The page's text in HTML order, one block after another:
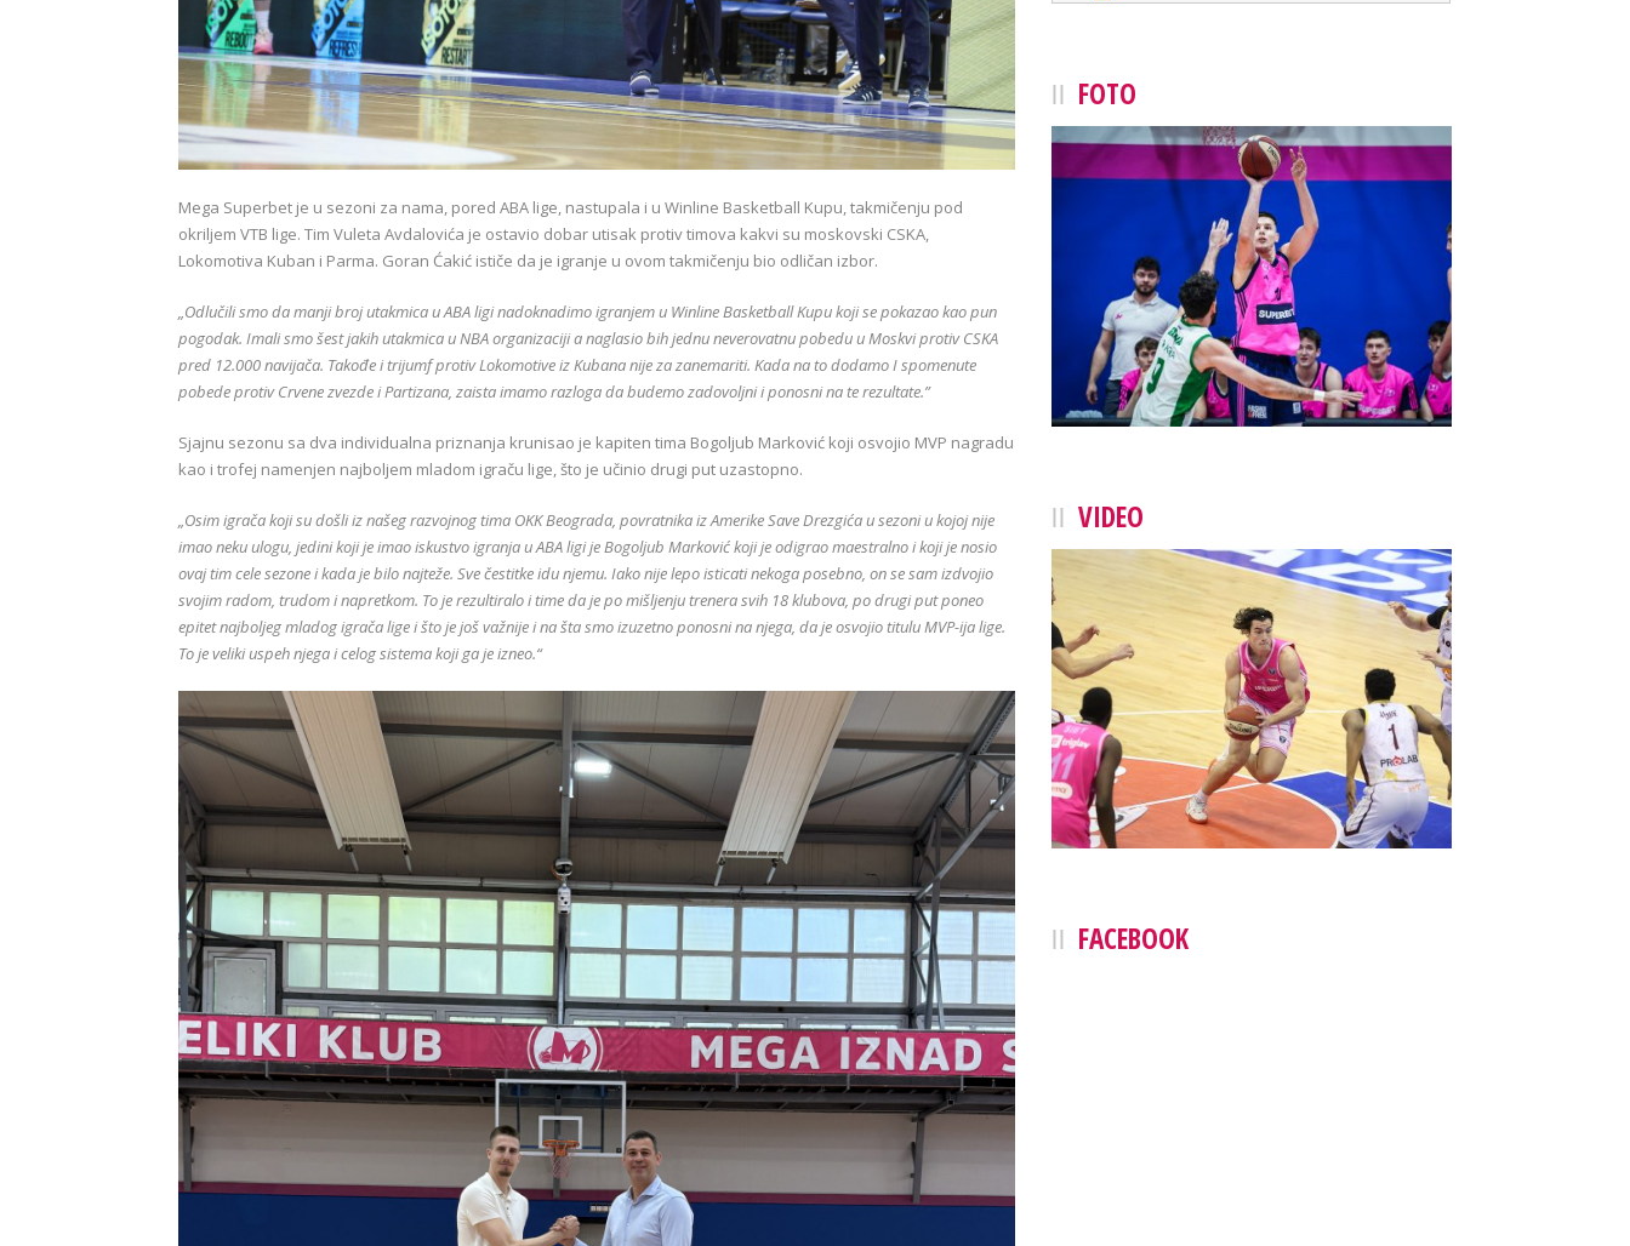
Mega Superbet je u sezoni za nama, pored ABA lige, nastupala i u Winline Basketball Kupu, takmičenju pod
okriljem VTB lige. Tim Vuleta Avdalovića je ostavio dobar utisak protiv timova kakvi su moskovski CSKA,
Lokomotiva Kuban i Parma. Goran Ćakić ističe da je igranje u ovom takmičenju bio odličan izbor.
„Odlučili smo da manji broj utakmica u ABA ligi nadoknadimo igranjem u Winline Basketball Kupu koji se pokazao kao pun
pogodak. Imali smo šest jakih utakmica u NBA organizaciji a naglasio bih jednu neverovatnu pobedu u Moskvi protiv CSKA
pred 12.000 navijača. Takođe i trijumf protiv Lokomotive iz Kubana nije za zanemariti. Kada na to dodamo I spomenute
pobede protiv Crvene zvezde i Partizana, zaista imamo razloga da budemo zadovoljni i ponosni na te rezultate.”
Sjajnu sezonu sa dva individualna priznanja krunisao je kapiten tima Bogoljub Marković koji osvojio MVP nagradu
kao i trofej namenjen najboljem mladom igraču lige, što je učinio drugi put uzastopno.
„Osim igrača koji su došli iz našeg razvojnog tima OKK Beograda, povratnika iz Amerike Save Drezgića u sezoni u kojoj nije
imao neku ulogu, jedini koji je imao iskustvo igranja u ABA ligi je Bogoljub Marković koji je odigrao maestralno i koji je nosio
ovaj tim cele sezone i kada je bilo najteže. Sve čestitke idu njemu. Iako nije lepo isticati nekoga posebno, on se sam izdvojio
svojim radom, trudom i napretkom. To je rezultiralo i time da je po mišljenju trenera svih 18 klubova, po drugi put poneo
epitet najboljeg mladog igrača lige i što je još važnije i na šta smo izuzetno ponosni na njega, da je osvojio titulu MVP-ija lige.
To je veliki uspeh njega i celog sistema koji ga je izneo.“
FOTO
VIDEO
FACEBOOK